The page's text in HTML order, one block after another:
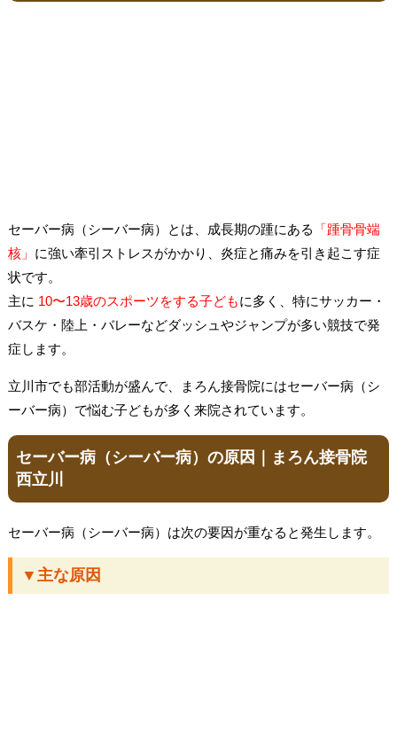
セーバー病（シーバー病）とは、成長期の踵にある
「踵骨骨端
核」 に強い牽引ストレスがかかり、炎症と痛みを引き起こす症
状です。
主に 10〜13歳のスポーツをする子どもに多く、特にサッカー・
バスケ・陸上・バレーなどダッシュやジャンプが多い競技で発
症します。
立川市でも部活動が盛んで、まろん接骨院にはセーバー病（シ
ーバー病）で悩む子どもが多く来院されています。
セーバー病（シーバー病）の原因｜まろん接骨院
西立川
セーバー病（シーバー病）は次の要因が重なると発生します。
▼主な原因